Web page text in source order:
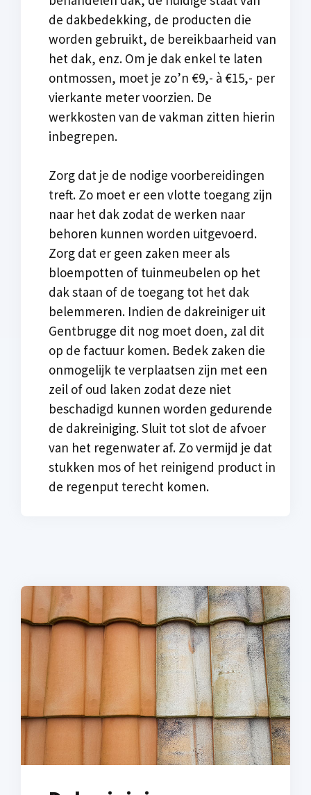
de dakbedekking, de producten die
worden gebruikt, de bereikbaarheid van
het dak, enz. Om je dak enkel te laten
ontmossen, moet je zo’n €9,- à €15,- per
vierkante meter voorzien. De
werkkosten van de vakman zitten hierin
inbegrepen.
Zorg dat je de nodige voorbereidingen
treft. Zo moet er een vlotte toegang zijn
naar het dak zodat de werken naar
behoren kunnen worden uitgevoerd.
Zorg dat er geen zaken meer als
bloempotten of tuinmeubelen op het
dak staan of de toegang tot het dak
belemmeren. Indien de dakreiniger uit
Gentbrugge dit nog moet doen, zal dit
op de factuur komen. Bedek zaken die
onmogelijk te verplaatsen zijn met een
zeil of oud laken zodat deze niet
beschadigd kunnen worden gedurende
de dakreiniging. Sluit tot slot de afvoer
van het regenwater af. Zo vermijd je dat
stukken mos of het reinigend product in
de regenput terecht komen.